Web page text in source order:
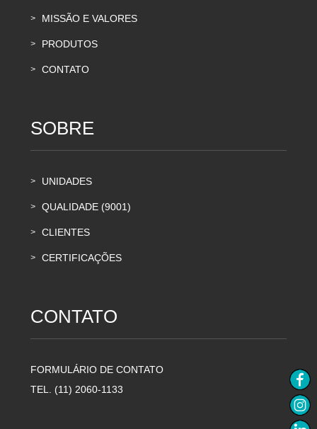
> MISSÃO E VALORES
> PRODUTOS
> CONTATO
SOBRE
> UNIDADES
> QUALIDADE (9001)
> CLIENTES
> CERTIFICAÇÕES
CONTATO
FORMULÁRIO DE CONTATO
TEL. (11) 2060-1133